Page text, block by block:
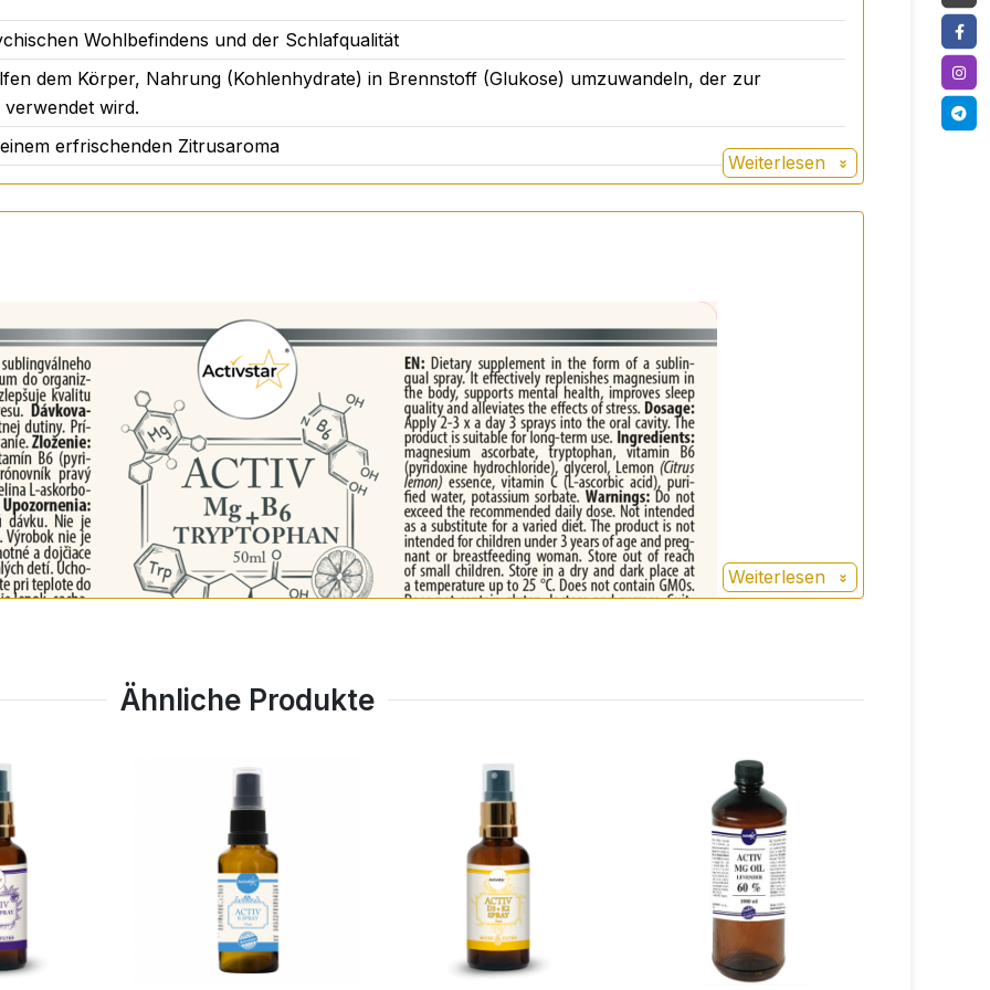
Dieses Nahrungsergänzungsmittel ist kein Ersatz für eine abwechslungsreiche
3 Jahren, schwangere und stillende Frauen. Außerhalb der Reichweite von Kleinkindern
Temperatur unter 25 °C lagern.
Wohlbefindens und der Schlafqualität
dem Körper, Nahrung (Kohlenhydrate) in Brennstoff (Glukose) umzuwandeln, der zur
verwendet wird.
erfrischenden Zitrusaroma
Weiterlesen
Weiterlesen
Ähnliche Produkte